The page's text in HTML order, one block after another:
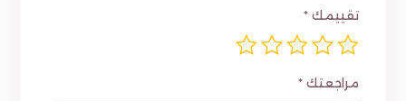
تقييمك*
مراجعتك*